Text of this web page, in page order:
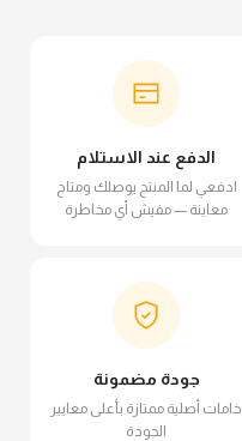
الدفع عند الاستلام
ادفعي لما المنتج يوصلك ومتاح
معاينة — مفيش أي مخاطرة
جودة مضمونة
خامات أصلية ممتازة بأعلى معايير
الجودة